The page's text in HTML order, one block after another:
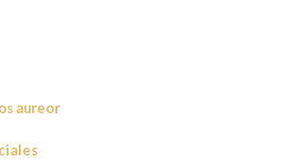
aureor